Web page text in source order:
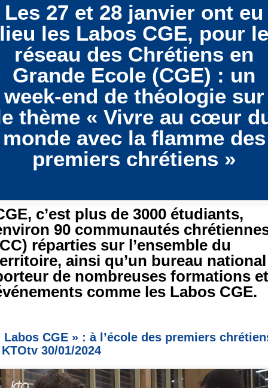
Les 27 et 28 janvier ont eu
lieu les Labos CGE, pour le
réseau des Chrétiens en
Grande Ecole (CGE) : un
week-end de théologie sur
thème « Vivre au cœur
monde avec la flamme des
premiers chrétiens »
c’est plus de 3000 étudiants,
90 communautés
réparties sur l’ensemble du
ainsi qu’un bureau national
de nombreuses formations et
comme les Labos CGE.
Labos CGE » : à l’école des premiers
30/01/2024